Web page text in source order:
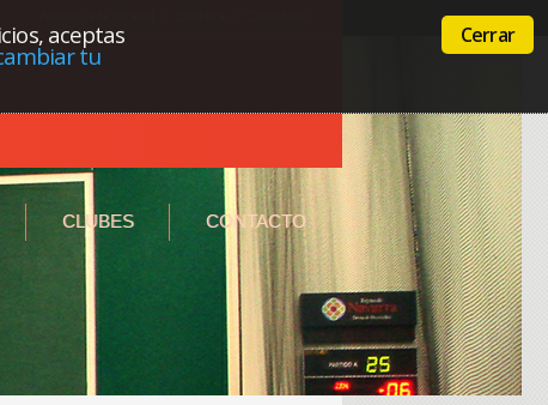
aceptas
tu
Cerrar
CLUBES CONTACTO